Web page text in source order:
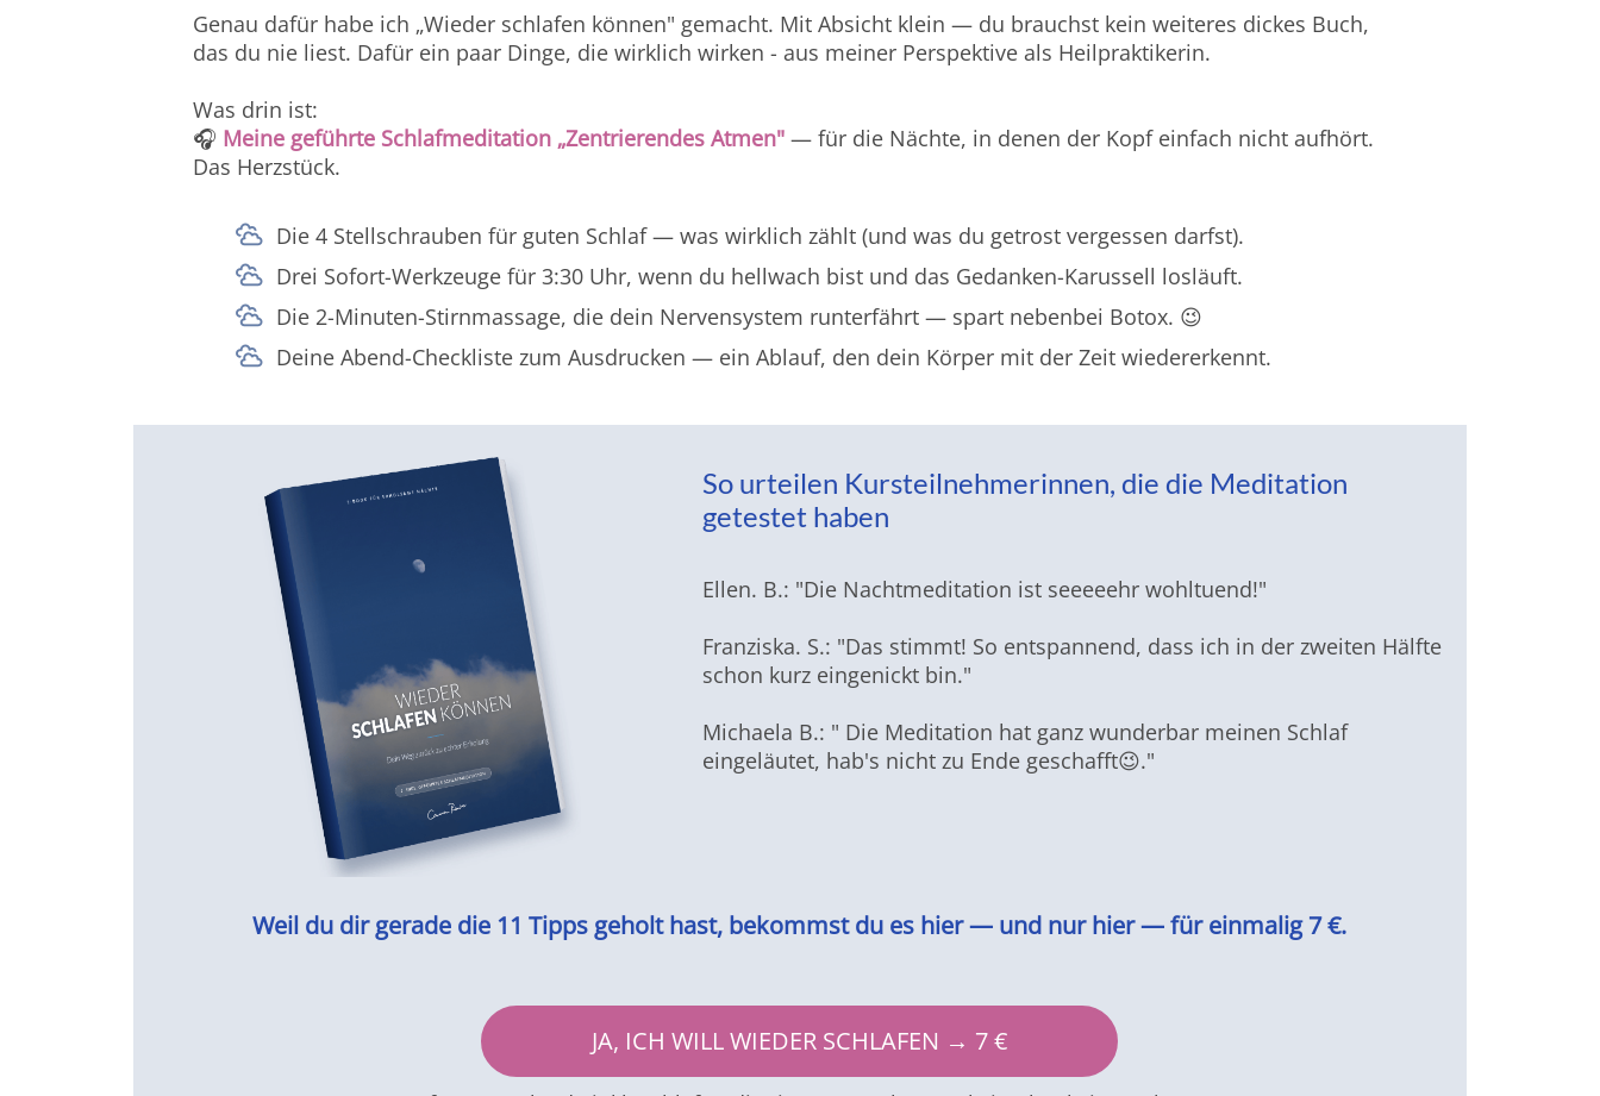
Genau dafür habe ich „Wieder schlafen können" gemacht. Mit Absicht klein — du brauchst kein weiteres dickes Buch,
das du nie liest. Dafür ein paar Dinge, die wirklich wirken - aus meiner Perspektive als Heilpraktikerin.
Was drin ist:
🎧 Meine geführte Schlafmeditation „Zentrierendes Atmen" — für die Nächte, in denen der Kopf einfach nicht aufhört.
Das Herzstück.
Die 4 Stellschrauben für guten Schlaf — was wirklich zählt (und was du getrost vergessen darfst).
Drei Sofort-Werkzeuge für 3:30 Uhr, wenn du hellwach bist und das Gedanken-Karussell losläuft.
Die 2-Minuten-Stirnmassage, die dein Nervensystem runterfährt — spart nebenbei Botox. 😉
Deine Abend-Checkliste zum Ausdrucken — ein Ablauf, den dein Körper mit der Zeit wiedererkennt.
So urteilen Kursteilnehmerinnen, die die Meditation
getestet haben
Ellen. B.: "Die Nachtmeditation ist seeeeehr wohltuend!"
Franziska. S.: "Das stimmt! So entspannend, dass ich in der zweiten Hälfte
schon kurz eingenickt bin."
Michaela B.: " Die Meditation hat ganz wunderbar meinen Schlaf
eingeläutet, hab's nicht zu Ende geschafft😉."
Weil du dir gerade die 11 Tipps geholt hast, bekommst du es hier — und nur hier — für einmalig 7 €.
JA, ICH WILL WIEDER SCHLAFEN → 7 €